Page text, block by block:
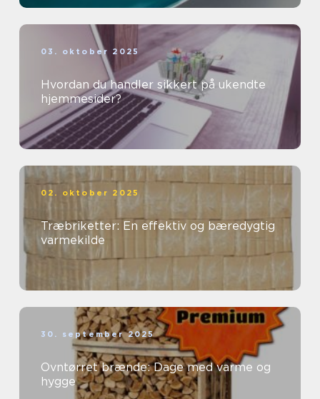
03. oktober 2025
Hvordan du handler sikkert på ukendte
hjemmesider?
02. oktober 2025
Træbriketter: En effektiv og bæredygtig
varmekilde
30. september 2025
Ovntørret brænde: Dage med varme og
hygge